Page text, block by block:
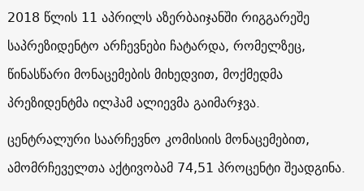
2018 წლის 11 აპრილს აზერბაიჯანში რიგგარეშე
საპრეზიდენტო არჩევნები ჩატარდა, რომელზეც,
წინასწარი მონაცემების მიხედვით, მოქმედმა
პრეზიდენტმა ილჰამ ალიევმა გაიმარჯვა.
ცენტრალური საარჩევნო კომისიის მონაცემებით,
ამომრჩეველთა აქტივობამ 74,51 პროცენტი შეადგინა.